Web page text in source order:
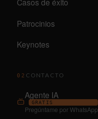
Patrocinios
Keynotes
02 CONTACTO
Agente IA
GRATIS
Pregúntame por WhatsApp